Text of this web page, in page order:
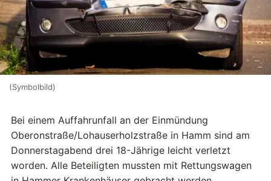
(Symbolbild)
Bei einem Auffahrunfall an der Einmündung
Oberonstraße/Lohauserholzstraße in Hamm sind am
Donnerstagabend drei 18-Jährige leicht verletzt
worden. Alle Beteiligten mussten mit Rettungswagen